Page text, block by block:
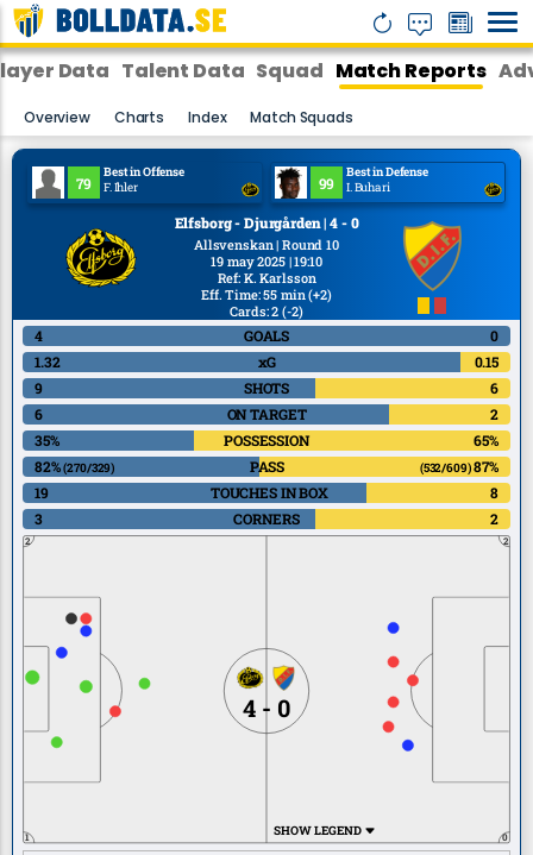
Data Talent Data Squad Match Reports
Overview Charts Index Match Squads
Elfsborg - Djurgården | 4 - 0
Allsvenskan | Round 10
19 may 2025 | 19:10
Ref: K. Karlsson
Eff. Time: 55 min(+2)
Cards: 2(-2)
79
Best in Offense
F. Ihler
99
Best in Defense
I. Buhari
4 GOALS
0
1.32
xG
0.15
9
SHOTS
6
6
ON TARGET
2
35%
POSSESSION
65%
82%(270/329) PASS (532/609)87%
19
TOUCHES IN BOX
8
3
CORNERS 2
2
1
2
0
4 - 0
SHOW LEGEND